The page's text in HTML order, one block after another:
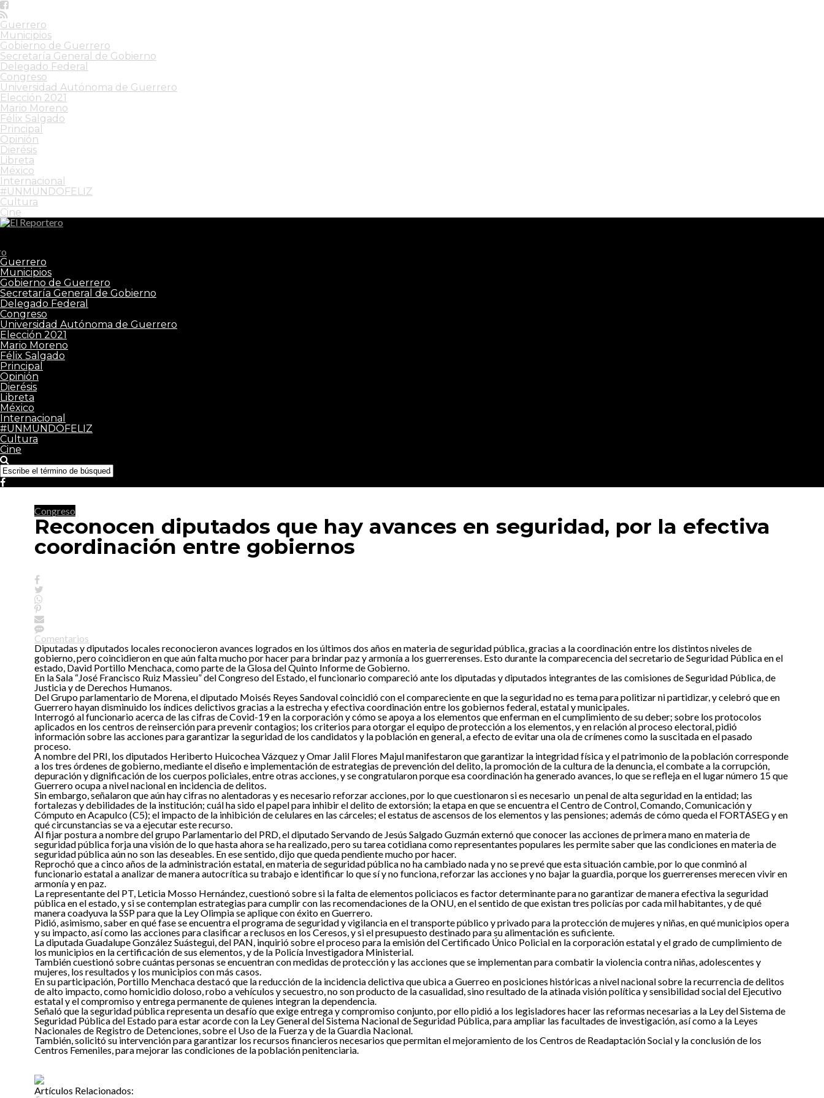
Guerrero
Municipios
Gobierno de Guerrero
Secretaría General de Gobierno
Delegado Federal
Congreso
Universidad Autónoma de Guerrero
Elección 2021
Mario Moreno
Félix Salgado
Principal
Opinión
Dierésis
Libreta
México
Internacional
#UNMUNDOFELIZ
Cultura
Cine
El Reportero
Guerrero
Municipios
Gobierno de Guerrero
Secretaría General de Gobierno
Delegado Federal
Congreso
Universidad Autónoma de Guerrero
Elección 2021
Mario Moreno
Félix Salgado
Principal
Opinión
Dierésis
Libreta
México
Internacional
#UNMUNDOFELIZ
Cultura
Cine
Congreso
Reconocen diputados que hay avances en seguridad, por la efectiva
coordinación entre gobiernos
Comentarios
Diputadas y diputados locales reconocieron avances logrados en los últimos dos años en materia de seguridad pública, gracias a la coordinación entre los distintos niveles de
gobierno, pero coincidieron en que aún falta mucho por hacer para brindar paz y armonía a los guerrerenses. Esto durante la comparecencia del secretario de Seguridad Pública en el
estado, David Portillo Menchaca, como parte de la Glosa del Quinto Informe de Gobierno.
En la Sala “José Francisco Ruiz Massieu” del Congreso del Estado, el funcionario compareció ante los diputadas y diputados integrantes de las comisiones de Seguridad Pública, de
Justicia y de Derechos Humanos.
Del Grupo parlamentario de Morena, el diputado Moisés Reyes Sandoval coincidió con el compareciente en que la seguridad no es tema para politizar ni partidizar, y celebró que en
Guerrero hayan disminuido los índices delictivos gracias a la estrecha y efectiva coordinación entre los gobiernos federal, estatal y municipales.
Interrogó al funcionario acerca de las cifras de Covid-19 en la corporación y cómo se apoya a los elementos que enferman en el cumplimiento de su deber; sobre los protocolos
aplicados en los centros de reinserción para prevenir contagios; los criterios para otorgar el equipo de protección a los elementos, y en relación al proceso electoral, pidió
información sobre las acciones para garantizar la seguridad de los candidatos y la población en general, a efecto de evitar una ola de crímenes como la suscitada en el pasado
proceso.
A nombre del PRI, los diputados Heriberto Huicochea Vázquez y Omar Jalil Flores Majul manifestaron que garantizar la integridad física y el patrimonio de la población corresponde
a los tres órdenes de gobierno, mediante el diseño e implementación de estrategias de prevención del delito, la promoción de la cultura de la denuncia, el combate a la corrupción,
depuración y dignificación de los cuerpos policiales, entre otras acciones, y se congratularon porque esa coordinación ha generado avances, lo que se refleja en el lugar número 15 que
Guerrero ocupa a nivel nacional en incidencia de delitos.
Sin embargo, señalaron que aún hay cifras no alentadoras y es necesario reforzar acciones, por lo que cuestionaron si es necesario un penal de alta seguridad en la entidad; las
fortalezas y debilidades de la institución; cuál ha sido el papel para inhibir el delito de extorsión; la etapa en que se encuentra el Centro de Control, Comando, Comunicación y
Cómputo en Acapulco (C5); el impacto de la inhibición de celulares en las cárceles; el estatus de ascensos de los elementos y las pensiones; además de cómo queda el FORTASEG y en
qué circunstancias se va a ejecutar este recurso.
Al fijar postura a nombre del grupo Parlamentario del PRD, el diputado Servando de Jesús Salgado Guzmán externó que conocer las acciones de primera mano en materia de
seguridad pública forja una visión de lo que hasta ahora se ha realizado, pero su tarea cotidiana como representantes populares les permite saber que las condiciones en materia de
seguridad pública aún no son las deseables. En ese sentido, dijo que queda pendiente mucho por hacer.
Reprochó que a cinco años de la administración estatal, en materia de seguridad pública no ha cambiado nada y no se prevé que esta situación cambie, por lo que conminó al
funcionario estatal a analizar de manera autocrítica su trabajo e identificar lo que sí y no funciona, reforzar las acciones y no bajar la guardia, porque los guerrerenses merecen vivir en
armonía y en paz.
La representante del PT, Leticia Mosso Hernández, cuestionó sobre si la falta de elementos policiacos es factor determinante para no garantizar de manera efectiva la seguridad
pública en el estado, y si se contemplan estrategias para cumplir con las recomendaciones de la ONU, en el sentido de que existan tres policías por cada mil habitantes, y de qué
manera coadyuva la SSP para que la Ley Olimpia se aplique con éxito en Guerrero.
Pidió, asimismo, saber en qué fase se encuentra el programa de seguridad y vigilancia en el transporte público y privado para la protección de mujeres y niñas, en qué municipios opera
y su impacto, así como las acciones para clasificar a reclusos en los Ceresos, y si el presupuesto destinado para su alimentación es suficiente.
La diputada Guadalupe González Suástegui, del PAN, inquirió sobre el proceso para la emisión del Certificado Único Policial en la corporación estatal y el grado de cumplimiento de
los municipios en la certificación de sus elementos, y de la Policía Investigadora Ministerial.
También cuestionó sobre cuántas personas se encuentran con medidas de protección y las acciones que se implementan para combatir la violencia contra niñas, adolescentes y
mujeres, los resultados y los municipios con más casos.
En su participación, Portillo Menchaca destacó que la reducción de la incidencia delictiva que ubica a Guerreo en posiciones históricas a nivel nacional sobre la recurrencia de delitos
de alto impacto, como homicidio doloso, robo a vehículos y secuestro, no son producto de la casualidad, sino resultado de la atinada visión política y sensibilidad social del Ejecutivo
estatal y el compromiso y entrega permanente de quienes integran la dependencia.
Señaló que la seguridad pública representa un desafío que exige entrega y compromiso conjunto, por ello pidió a los legisladores hacer las reformas necesarias a la Ley del Sistema de
Seguridad Pública del Estado para estar acorde con la Ley General del Sistema Nacional de Seguridad Pública, para ampliar las facultades de investigación, así como a la Leyes
Nacionales de Registro de Detenciones, sobre el Uso de la Fuerza y de la Guardia Nacional.
También, solicitó su intervención para garantizar los recursos financieros necesarios que permitan el mejoramiento de los Centros de Readaptación Social y la conclusión de los
Centros Femeniles, para mejorar las condiciones de la población penitenciaria.
Artículos Relacionados: